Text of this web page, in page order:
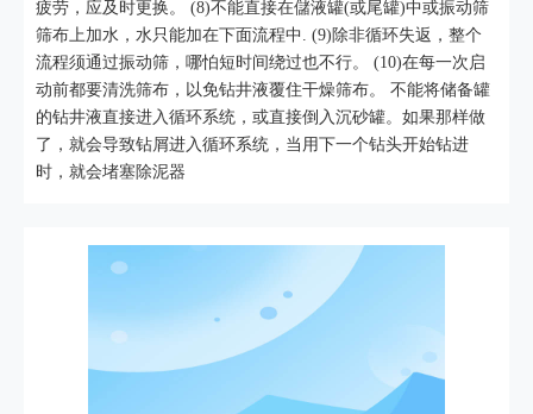
疲劳，应及时更换。 (8)不能直接在儲液罐(或尾罐)中或振动筛
筛布上加水，水只能加在下面流程中. (9)除非循环失返，整个
流程须通过振动筛，哪怕短时间绕过也不行。 (10)在每一次启
动前都要清洗筛布，以免钻井液覆住干燥筛布。 不能将储备罐
的钻井液直接进入循环系统，或直接倒入沉砂罐。如果那样做
了，就会导致钻屑进入循环系统，当用下一个钻头开始钻进
时，就会堵塞除泥器